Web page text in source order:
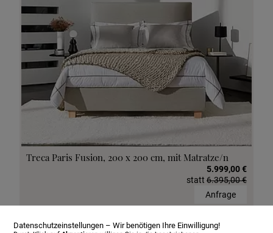
Treca Paris Fusion, 200 x 200 cm, mit Matratze/n
5.999,00 €
statt 6.395,00 €
Anfrage
Datenschutzeinstellungen – Wir benötigen Ihre Einwilligung!